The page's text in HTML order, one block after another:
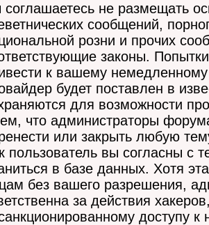
не размещать
сообщений,
розни и прочих
законы.
к вашему
будет поставлен в
для возможности
что администраторы
или закрыть любую
пользователь вы согласны с
в базе данных. Хотя
без вашего разрешения,
за действия
доступу к